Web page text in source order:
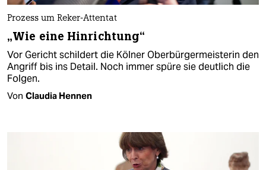
Prozess um Reker-Attentat
„Wie eine Hinrichtung“
Vor Gericht schildert die Kölner Oberbürgermeisterin den
Angriff bis ins Detail. Noch immer spüre sie deutlich die
Folgen.
Von Claudia Hennen